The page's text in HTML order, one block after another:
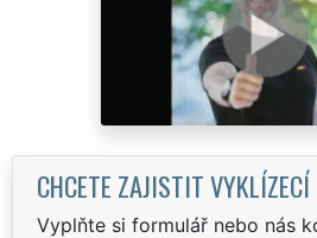
CHCETE ZAJISTIT
Vyplňte si formulář nebo nás